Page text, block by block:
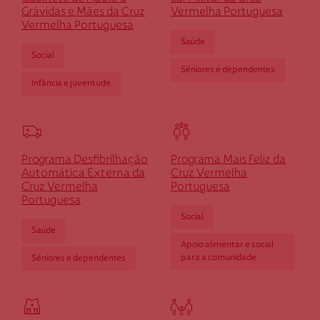
Cruz Vermelha Serafão
dserafao@cruzvermelha.org.pt
253 941 980
Cruz Vermelha Terras de Bouro
Moimenta
Grávidas e Mães da Cruz
Vermelha Portuguesa
Social
Infância e juventude
Vermelha Portuguesa
Saúde
Séniores e dependentes
Programa Desfibrilhação
Automática Externa da
Cruz Vermelha
Portuguesa
Saúde
Séniores e dependentes
Programa Mais Feliz da
Cruz Vermelha
Portuguesa
Social
Apoio alimentar e social
para a comunidade